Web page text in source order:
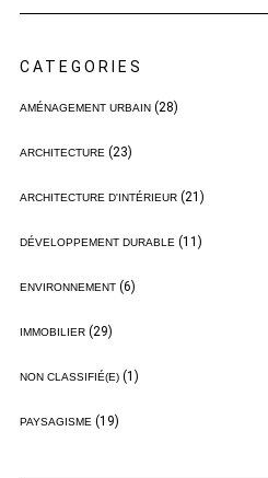
CATEGORIES
AMÉNAGEMENT URBAIN(28)
ARCHITECTURE(23)
ARCHITECTURE D'INTÉRIEUR(21)
DÉVELOPPEMENT DURABLE(11)
ENVIRONNEMENT(6)
IMMOBILIER(29)
NON CLASSIFIÉ(E)(1)
PAYSAGISME(19)